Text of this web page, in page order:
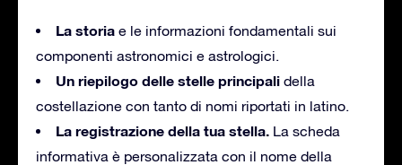
La storia e le informazioni fondamentali sui
componenti astronomici e astrologici.
Un riepilogo delle stelle principali della
costellazione con tanto di nomi riportati in latino.
La registrazione della tua stella. La scheda
informativa è personalizzata con il nome della